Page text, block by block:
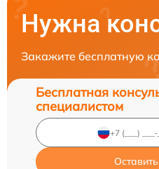
Нужна
Закажите бесплатную
Бесплатная
специалистом